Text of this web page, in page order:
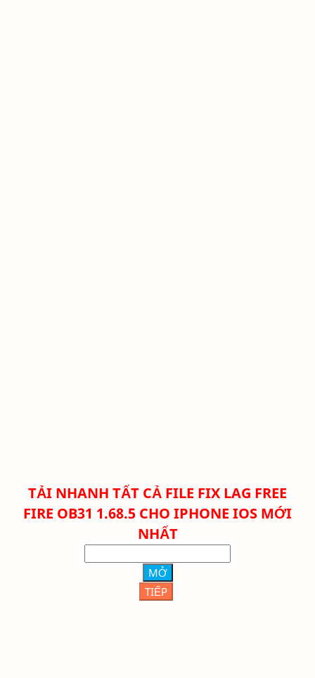
TẢI NHANH TẤT CẢ FILE FIX LAG FREE
FIRE OB31 1.68.5 CHO IPHONE IOS MỚI
NHẤT
MỞ
TIẾP